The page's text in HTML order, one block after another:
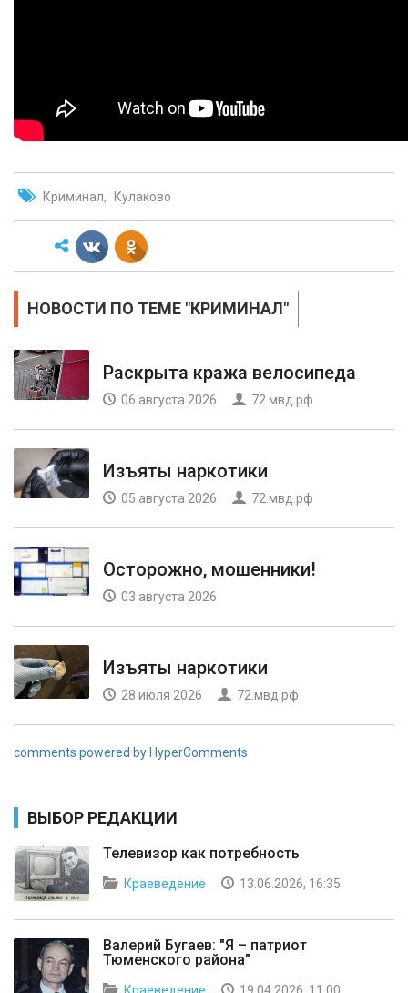
Криминал Кулаково
НОВОСТИ ПО ТЕМЕ "КРИМИНАЛ"
Раскрыта кража велосипеда
06 августа 2026 72.мвд.рф
Изъяты наркотики
05 августа 2026 72.мвд.рф
Осторожно, мошенники!
03 августа 2026
Изъяты наркотики
28 июля 2026 72.мвд.рф
comments powered by HyperComments
ВЫБОР РЕДАКЦИИ
Телевизор как потребность
Краеведение 13.06.2026, 16:35
Валерий Бугаев: "Я – патриот
Тюменского района"